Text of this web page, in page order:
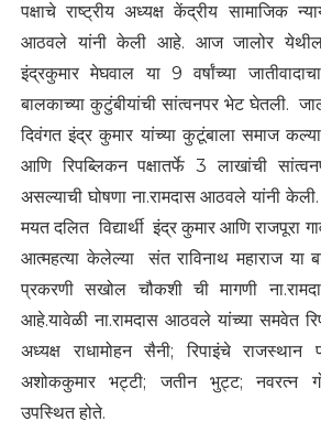
पक्षाचे राष्ट्रीय अध्यक्ष केंद्रीय सामाजिक
आठवले यांनी केली आहे. आज जालोर येथील
इंद्रकुमार मेघवाल या 9 वर्षांच्या
बालकाच्या कुटुंबीयांची सांत्वनपर भेट घेतली.
दिवंगत इंद्र कुमार यांच्या कुटूंबाला समाज
आणि रिपब्लिकन पक्षातर्फे 3 लाखांची
असल्याची घोषणा ना.रामदास आठवले यांनी
मयत दलित विद्यार्थी इंद्र कुमार आणि राजपूरा
आत्महत्या केलेल्या संत राविनाथ महाराज या
प्रकरणी सखोल चौकशी ची मागणी
आहे.यावेळी ना.रामदास आठवले यांच्या समवेत
अध्यक्ष राधामोहन सैनी; रिपाइंचे राजस्थान
अशोककुमार भट्टी; जतीन भुट्ट; नवरत्न
उपस्थित होते.